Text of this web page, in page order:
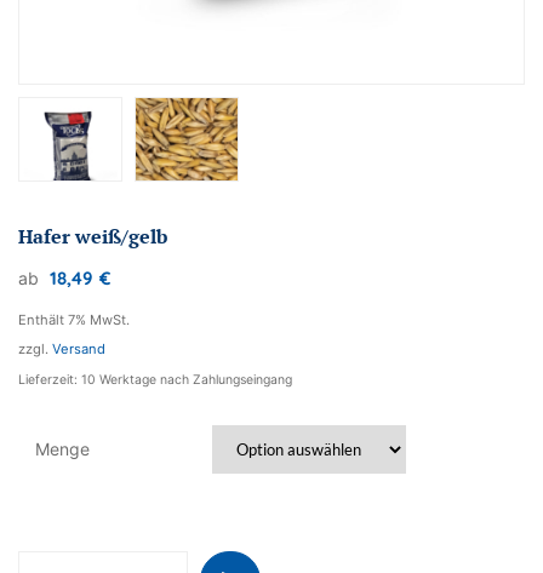
Hafer weiß/gelb
ab 18,49 €
Enthält 7% MwSt.
zzgl. Versand
Lieferzeit: 10 Werktage nach Zahlungseingang
Menge